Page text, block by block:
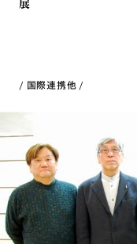
展
国際連携他